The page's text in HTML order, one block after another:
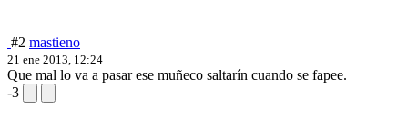
#2 mastieno
21 ene 2013, 12:24
Que mal lo va a pasar ese muñeco saltarín cuando se fapee.
-3